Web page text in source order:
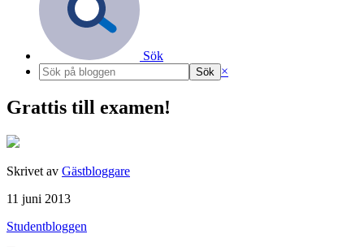
Sök
×
Grattis till examen!
Skrivet av Gästbloggare
11 juni 2013
Studentbloggen